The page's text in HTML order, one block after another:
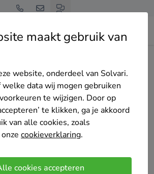
maakt gebruik van
website, onderdeel van Solvari.
welke data wij mogen gebruiken
te wijzigen. Door op
te klikken, ga je akkoord
van alle cookies, zoals
cookieverklaring.
cookies accepteren